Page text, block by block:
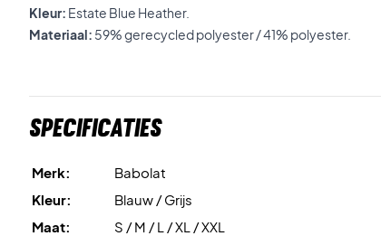
Kleur: Estate Blue Heather.
Materiaal: 59% gerecycled polyester / 41% polyester.
Specificaties
Merk:
Babolat
Kleur:
Blauw / Grijs
Maat:
S / M / L / XL / XXL